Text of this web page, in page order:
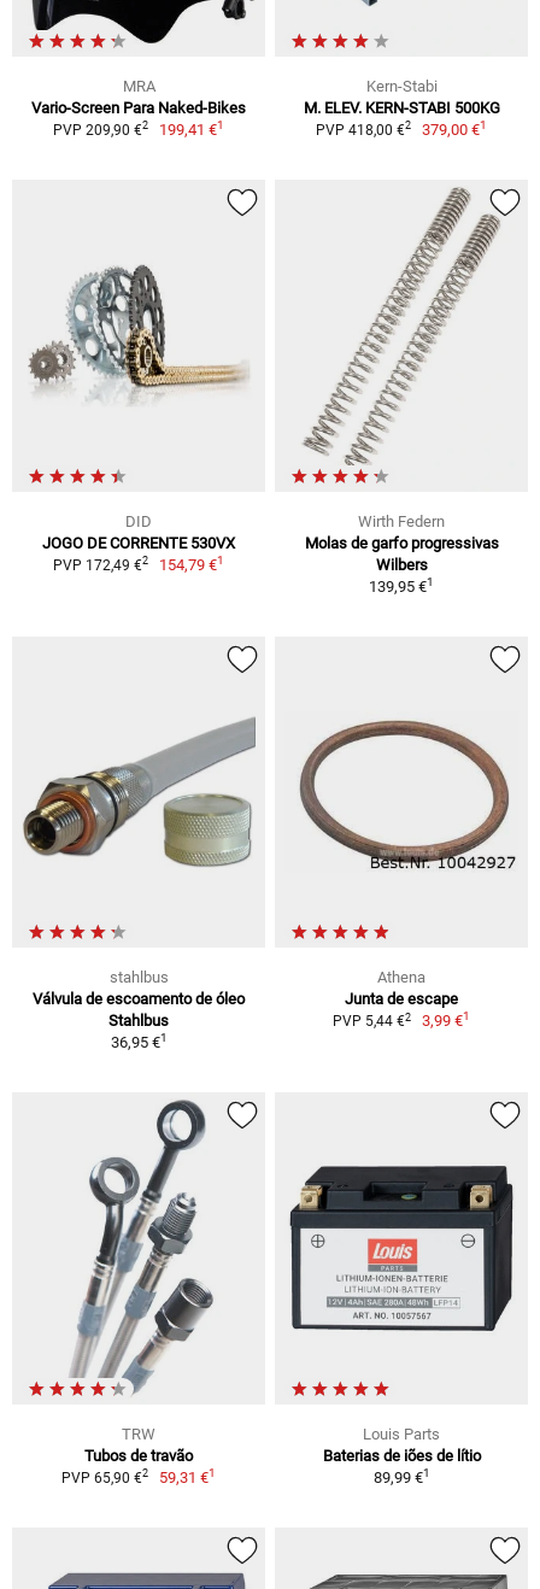
MRA
Vario-Screen Para Naked-Bikes
PVP 209,90 €2 199,41 €1
Kern-Stabi
M. ELEV. KERN-STABI 500KG
PVP 418,00 €2 379,00 €1
DID
JOGO DE CORRENTE 530VX
PVP 172,49 €2 154,79 €1
Wirth Federn
Molas de garfo progressivas
Wilbers
139,95 €1
stahlbus
Válvula de escoamento de óleo
Stahlbus
36,95 €1
Athena
Junta de escape
PVP 5,44 €2 3,99 €1
TRW
Tubos de travão
PVP 65,90 €2 59,31 €1
Louis Parts
Baterias de iões de lítio
89,99 €1